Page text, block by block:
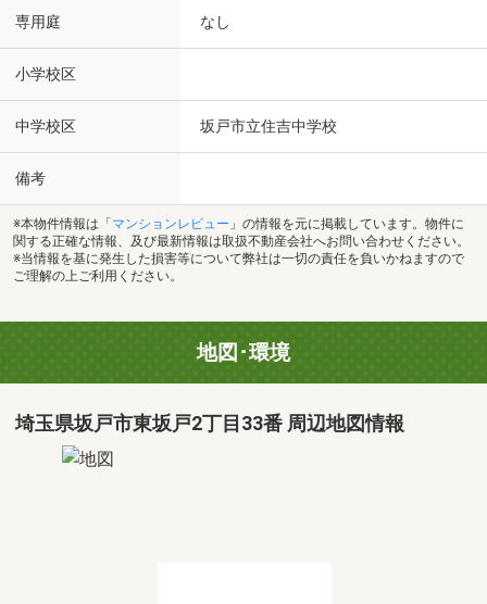
専用庭 なし
小学校区
中学校区 坂戸市立住吉中学校
備考
※本物件情報は「 マンションレビュー 」の情報を元に掲載しています。物件に
関する正確な情報、及び最新情報は取扱不動産会社へお問い合わせください。
※当情報を基に発生した損害等について弊社は一切の責任を負いかねますので
ご理解の上ご利用ください。
地図･環境
埼玉県坂戸市東坂戸2丁目33番 周辺地図情報